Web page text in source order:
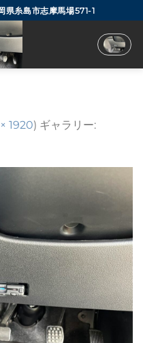
県糸島市志摩馬場571-1
1920) ギャラリー: